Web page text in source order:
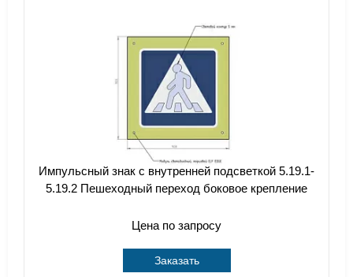
Импульсный знак с внутренней подсветкой 5.19.1-
5.19.2 Пешеходный переход боковое крепление
Цена по запросу
Заказать